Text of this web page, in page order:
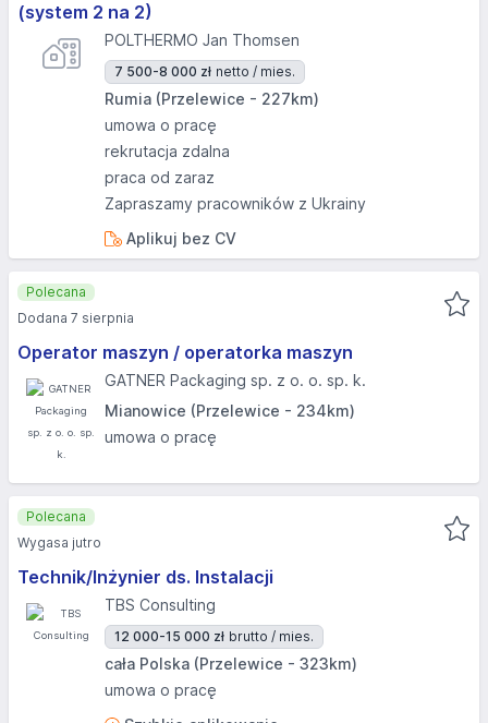
(system 2 na 2)
POLTHERMO Jan Thomsen
7 500-8 000 zł netto / mies.
Rumia (Przelewice - 227km)
umowa o pracę
rekrutacja zdalna
praca od zaraz
Zapraszamy pracowników z Ukrainy
Aplikuj bez CV
Operator maszyn / operatorka maszyn
GATNER Packaging sp. z o. o. sp. k.
Mianowice (Przelewice - 234km)
umowa o pracę
Polecana
Dodana 7 sierpnia
Technik/Inżynier ds. Instalacji
TBS Consulting
12 000-15 000 zł brutto / mies.
cała Polska (Przelewice - 323km)
umowa o pracę
Polecana
Wygasa jutro